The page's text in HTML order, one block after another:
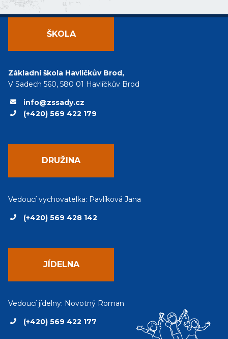
ŠKOLA
Základní škola Havlíčkův Brod,
V Sadech 560, 580 01 Havlíčkův Brod
info@zssady.cz
(+420) 569 422 179
DRUŽINA
Vedoucí vychovatelka: Pavlíková Jana
(+420) 569 428 142
JÍDELNA
Vedoucí jídelny: Novotný Roman
(+420) 569 422 177